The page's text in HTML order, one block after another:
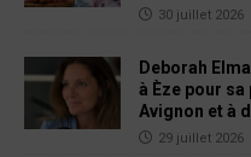
30 juillet 2026
Deborah
à Èze pour
Avignon et à
29 juillet 2026